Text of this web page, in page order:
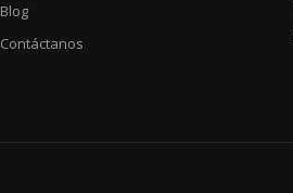
Blog
Contáctanos